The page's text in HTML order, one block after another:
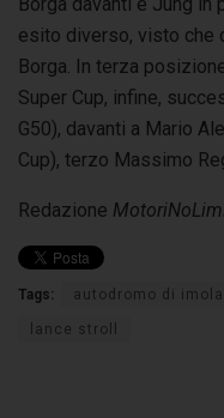
esito diverso, visto che
Borga. In terza
Super Cup, infine,
G50), davanti a Mario
Cup), terzo Massimo
Redazione
Tags: autodromo di imola
lance stroll